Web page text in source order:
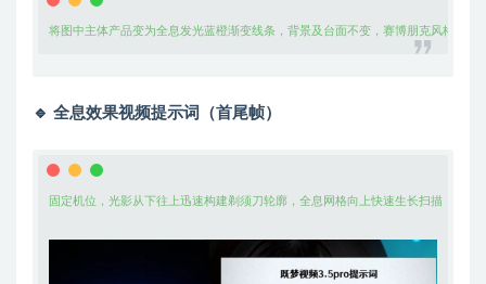
将图中主体产品变为全息发光蓝橙渐变线条，背景及台面不变，赛博朋克风格结构
🔹 全息效果视频提示词（首尾帧）
固定机位，光影从下往上迅速构建剃须刀轮廓，全息网格向上快速生长扫描，最